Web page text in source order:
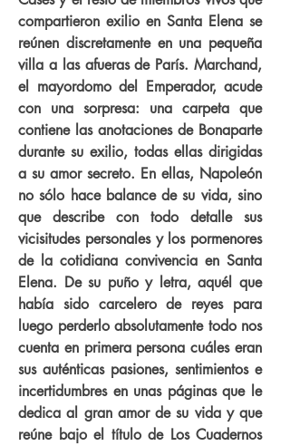
compartieron exilio en Santa Elena se
reúnen discretamente en una pequeña
villa a las afueras de París. Marchand,
el mayordomo del Emperador, acude
con una sorpresa: una carpeta que
contiene las anotaciones de Bonaparte
durante su exilio, todas ellas dirigidas
a su amor secreto. En ellas, Napoleón
no sólo hace balance de su vida, sino
que describe con todo detalle sus
vicisitudes personales y los pormenores
de la cotidiana convivencia en Santa
Elena. De su puño y letra, aquél que
había sido carcelero de reyes para
luego perderlo absolutamente todo nos
cuenta en primera persona cuáles eran
sus auténticas pasiones, sentimientos e
incertidumbres en unas páginas que le
dedica al gran amor de su vida y que
reúne bajo el título de Los Cuadernos